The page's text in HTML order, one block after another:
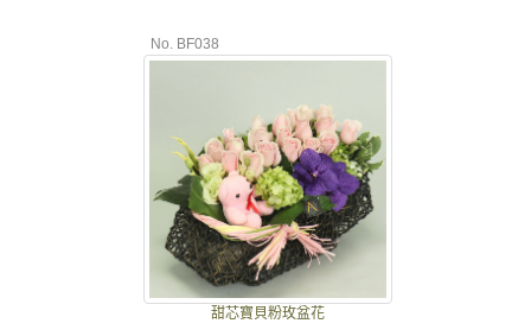
No. BF038
甜芯寶貝粉玫盆花